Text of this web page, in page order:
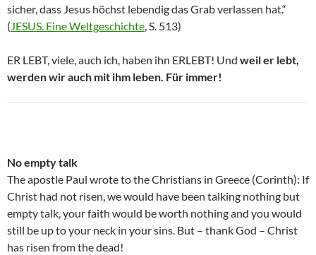
sicher, dass Jesus höchst lebendig das Grab verlassen hat.“
(JESUS. Eine Weltgeschichte, S. 513)
ER LEBT, viele, auch ich, haben ihn ERLEBT! Und weil er lebt,
werden wir auch mit ihm leben. Für immer!
No empty talk
The apostle Paul wrote to the Christians in Greece (Corinth): If
Christ had not risen, we would have been talking nothing but
empty talk, your faith would be worth nothing and you would
still be up to your neck in your sins. But – thank God – Christ
has risen from the dead!